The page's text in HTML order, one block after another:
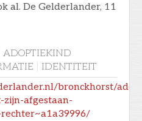
al. De Gelderlander, 11
ADOPTIEKIND
IDENTITEIT
bronckhorst/
afgestaan-